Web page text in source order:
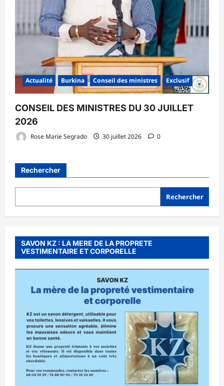
Actualité Burkina Conseil des ministres Exclusif
CONSEIL DES MINISTRES DU 30 JUILLET
2026
Rose Marie Segrado 30 juillet 2026 0
Rechercher
Rechercher
SAVON KZ : LA MERE DE LA PROPRETE
VESTIMENTAIRE ET CORPORELLE